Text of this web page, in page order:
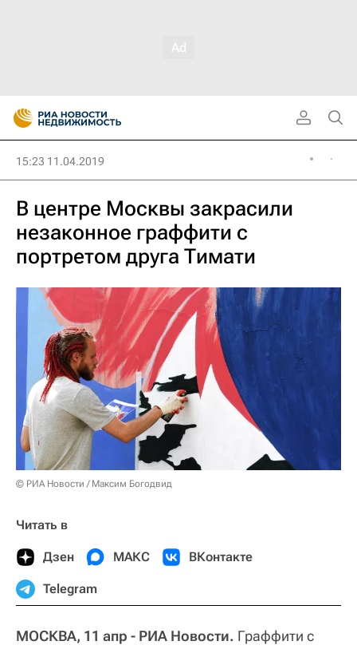
15:23 11.04.2019
В центре Москвы закрасили
незаконное граффити с
портретом друга Тимати
© РИА Новости / Максим Богодвид
Читать в
Дзен МАКС ВКонтакте
Telegram
МОСКВА, 11 апр - РИА Новости. Граффити с